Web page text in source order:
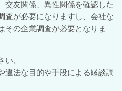
交友関係、異性関係を確認した
査が必要になりますし、会社な
その企業調査が必要となりま
。
違法な目的や手段による縁談調